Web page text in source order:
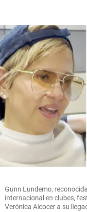
Gunn Lundemo,
internacional en clubes,
Verónica Alcocer a su